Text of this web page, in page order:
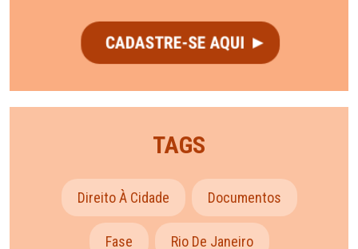
TAGS
Direito À Cidade Documentos
Fase Rio De Janeiro